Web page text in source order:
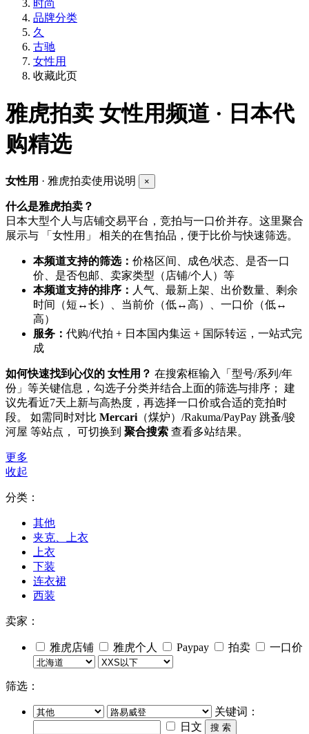
时尚
品牌分类
久
古驰
女性用
收藏此页
雅虎拍卖 女性用频道 · 日本代
购精选
女性用 · 雅虎拍卖使用说明 ×
什么是雅虎拍卖？
日本大型个人与店铺交易平台，竞拍与一口价并存。这里聚合
展示与 「女性用」 相关的在售拍品，便于比价与快速筛选。
本频道支持的筛选： 价格区间、成色/状态、是否一口
价、是否包邮、卖家类型（店铺/个人）等
本频道支持的排序： 人气、最新上架、出价数量、剩余
时间（短↔长）、当前价（低↔高）、一口价（低↔
高）
服务： 代购/代拍 + 日本国内集运 + 国际转运，一站式完
成
如何快速找到心仪的 女性用？ 在搜索框输入「型号/系列/年
份」等关键信息，勾选子分类并结合上面的筛选与排序； 建
议先看近7天上新与高热度，再选择一口价或合适的竞拍时
段。 如需同时对比 Mercari （煤炉）/Rakuma/PayPay 跳蚤/骏
河屋 等站点， 可切换到 聚合搜索 查看多站结果。
更多
收起
分类：
其他
夹克、上衣
上衣
下装
连衣裙
西装
卖家：
雅虎店铺 雅虎个人 Paypay 拍卖 一口价
筛选：
关键词：
日文
搜 索